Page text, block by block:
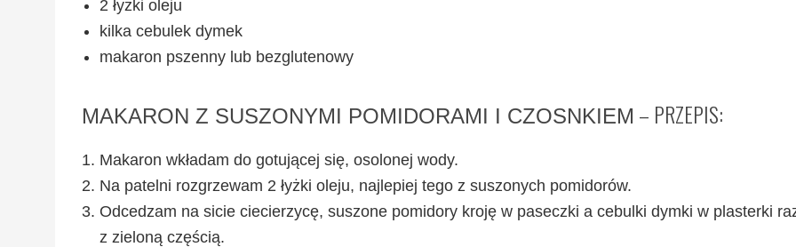
2 łyżki oleju
kilka cebulek dymek
makaron pszenny lub bezglutenowy
MAKARON Z SUSZONYMI POMIDORAMI I CZOSNKIEM – PRZEPIS:
Makaron wkładam do gotującej się, osolonej wody.
Na patelni rozgrzewam 2 łyżki oleju, najlepiej tego z suszonych pomidorów.
Odcedzam na sicie ciecierzycę, suszone pomidory kroję w paseczki a cebulki dymki w plasterki
z zieloną częścią.